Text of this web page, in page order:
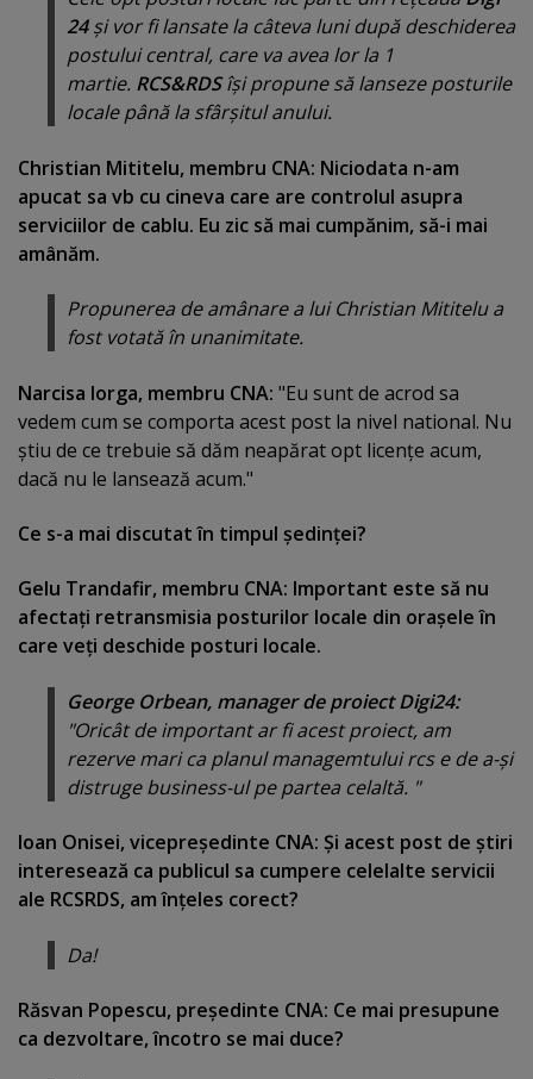
24şi vor fi lansate la câteva luni după deschiderea
postului central, care va avea lor la 1
martie. RCS&RDSîşi propune să lanseze posturile
locale până la sfârşitul anului.
Christian Mititelu, membru CNA: Niciodata n-am
apucat sa vb cu cineva care are controlul asupra
serviciilor de cablu. Eu zic să mai cumpănim, să-i mai
amânăm.
Propunerea de amânare a lui Christian Mititelu a
fost votată în unanimitate.
Narcisa Iorga, membru CNA: "Eu sunt de acrod sa
vedem cum se comporta acest post la nivel national. Nu
ştiu de ce trebuie să dăm neapărat opt licenţe acum,
dacă nu le lansează acum."
Ce s-a mai discutat în timpul şedinţei?
Gelu Trandafir, membru CNA: Important este să nu
afectaţi retransmisia posturilor locale din oraşele în
care veţi deschide posturi locale.
George Orbean, manager de proiect Digi24:
"Oricât de important ar fi acest proiect, am
rezerve mari ca planul managemtului rcs e de a-şi
distruge business-ul pe partea celaltă. "
Ioan Onisei, vicepreşedinte CNA: Şi acest post de ştiri
interesează ca publicul sa cumpere celelalte servicii
ale RCSRDS, am înţeles corect?
Da!
Răsvan Popescu, preşedinte CNA: Ce mai presupune
ca dezvoltare, încotro se mai duce?